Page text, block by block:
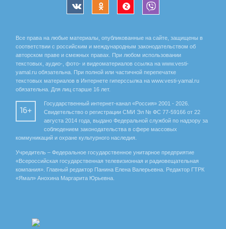
Все права на любые материалы, опубликованные на сайте, защищены в
соответствии с российским и международным законодательством об
авторском праве и смежных правах. При любом использовании
текстовых, аудио-, фото- и видеоматериалов ссылка на www.vesti-
yamal.ru обязательна. При полной или частичной перепечатке
текстовых материалов в Интернете гиперссылка на www.vesti-yamal.ru
обязательна. Для лиц старше 16 лет.
16+
Государственный интернет-канал «Россия» 2001 - 2026.
Свидетельство о регистрации СМИ Эл № ФС 77-59166 от 22
августа 2014 года, выдано Федеральной службой по надзору за
соблюдением законодательства в сфере массовых
коммуникаций и охране культурного наследия.
Учредитель – Федеральное государственное унитарное предприятие
«Всероссийская государственная телевизионная и радиовещательная
компания». Главный редактор Панина Елена Валерьевна. Редактор ГТРК
«Ямал» Анохина Маргарита Юрьевна.